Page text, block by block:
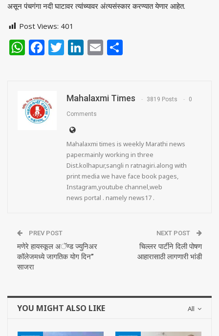
असून पंचगंगा नदी घाटावर त्यांच्यावर अंत्यसंस्कार करण्यात येणार आहेत.
Post Views: 401
WhatsApp
Facebook
Twitter
LinkedIn
Email
Mahalaxmi Times 3819 Posts 0
Comments
Mahalaxmi times is weekly Marathi news
paper.mainly working in three
Dist.kolhapur,sangli n ratnagiri.along with
print media we have face book pages,
Instagram,youtube channel,web
news portal . namely news17 .
PREV POST
मणेरे हायस्कूल अॅण्ड ज्युनिअर
कॉलेजमध्ये जागतिक योग दिन”
साजरा
NEXT POST
चिल्लर पार्टीने दिली पोषण
आहारासाठी लागणारी भांडी
All
YOU MIGHT ALSO LIKE